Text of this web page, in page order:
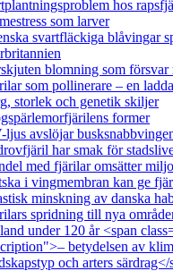
hos
som larver
svartfläckiga blåvingar
blomning som
som pollinerare – en
storlek och genetik skiljer
former
ljus avslöjar
har smak för
med fjärilar omsätter
i vingmembran kan ge
minskning av danska
spridning till nya
under 120 år <span
betydelsen av
och arters särdrag</